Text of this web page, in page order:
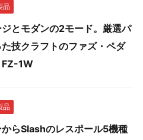
品
とモダンの2モード。厳選パ
技クラフトのファズ・ペダ
FZ-1W
品
らSlashのレスポール5機種